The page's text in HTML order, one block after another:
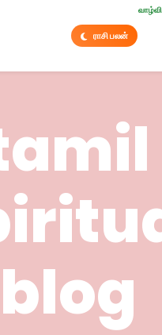
ராசி பலன்
blog